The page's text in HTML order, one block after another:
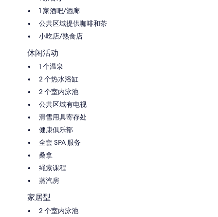
1 家酒吧/酒廊
公共区域提供咖啡和茶
小吃店/熟食店
休闲活动
1 个温泉
2 个热水浴缸
2 个室内泳池
公共区域有电视
滑雪用具寄存处
健康俱乐部
全套 SPA 服务
桑拿
绳索课程
蒸汽房
家居型
2 个室内泳池